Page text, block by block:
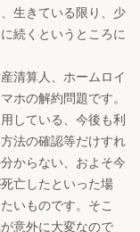
生きている限り、少
続くというところに
清算人、ホームロイ
ホの解約問題です。
している、今後も利
法の確認等だけすれ
からない、およそ今
亡したといった場
いものです。そこ
意外に大変なので